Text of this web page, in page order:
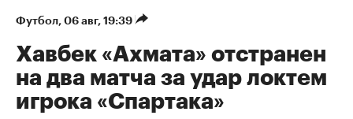
Футбол 06 авг, 19:39
Хавбек «Ахмата» отстранен
на два матча за удар локтем
игрока «Спартака»